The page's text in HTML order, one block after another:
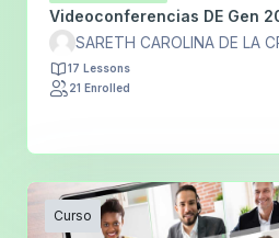
Videoconferencias DE Gen
SARETH CAROLINA DE LA
17 Lessons
21 Enrolled
Curso